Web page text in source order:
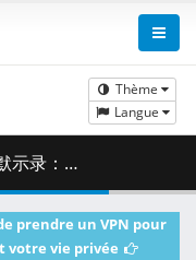
Thème
Langue
( 289.40 MB )
prendre un VPN pour
votre vie privée